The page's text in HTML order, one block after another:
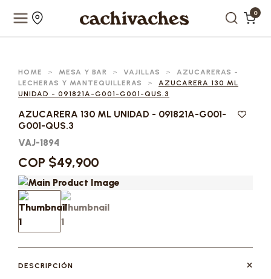
0
HOME > MESA Y BAR > VAJILLAS >
AZUCARERAS -
LECHERAS Y MANTEQUILLERAS
>
AZUCARERA 130 ML
UNIDAD - 091821A-G001-G001-QUS.3
AZUCARERA 130 ML UNIDAD - 091821A-G001-
G001-QUS.3
VAJ-1894
COP $49,900
DESCRIPCIÓN